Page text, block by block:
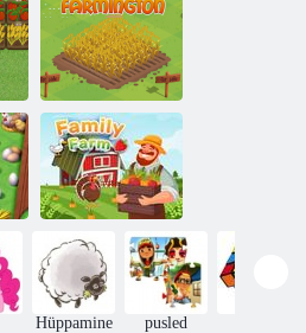
Farmington
Pere talu
Hüppamine pusled